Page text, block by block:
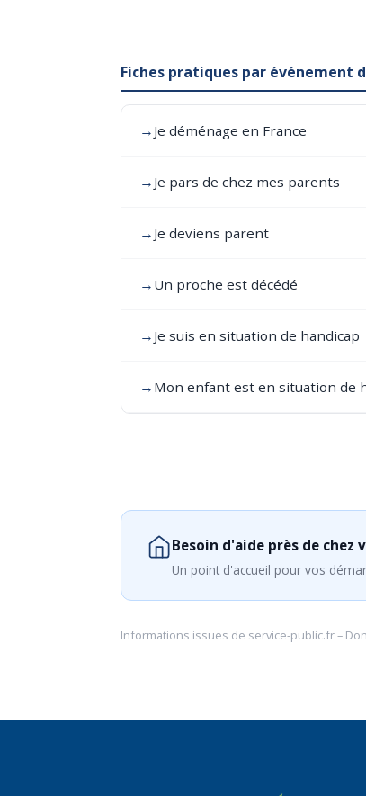
Fiches pratiques par événement
→ Je déménage en France
→ Je pars de chez mes parents
→ Je deviens parent
→ Un proche est décédé
→ Je suis en situation de handicap
→ Mon enfant est en situation de
Besoin d'aide près de chez
Un point d'accueil pour vos
Informations issues de service-public.fr–